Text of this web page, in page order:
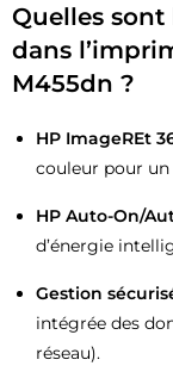
Quelles
dans
M455dn ?
HP ImageREt
couleur pour
HP Auto-On/
d’énergie
Gestion
intégrée des
réseau).